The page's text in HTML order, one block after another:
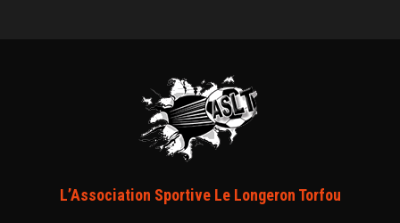
L’Association Sportive Le Longeron Torfou